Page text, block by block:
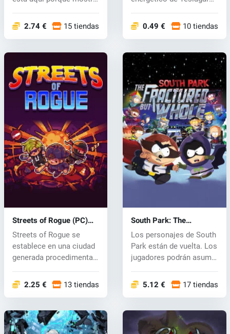
2.74 € 15 tiendas 0.49 € 10 tiendas
Streets of Rogue (PC)
CD key
Streets of Rogue se
establece en una ciudad
generada procedimental
2.25 € 13 tiendas
South Park: The
Fractured But Whole
(PC) CD key
Los personajes de South
Park están de vuelta. Los
jugadores podrán asumir
5.12 € 17 tiendas